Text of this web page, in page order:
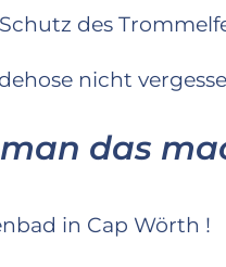
des
nicht
das
in Cap Wörth !